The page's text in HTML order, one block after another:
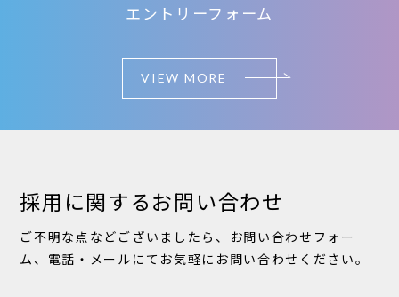
エントリーフォーム
VIEW MORE
採用に関するお問い合わせ
ご不明な点などございましたら、お問い合わせフォー
ム、電話・メールにてお気軽にお問い合わせください。